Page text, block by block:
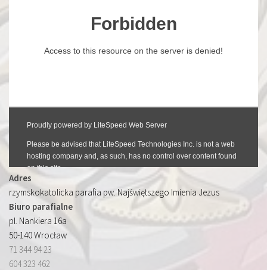
Adres
rzymskokatolicka parafia pw. Najświętszego Imienia Jezus
Biuro parafialne
pl. Nankiera 16a
50-140 Wrocław
71 344 94 23
604 323 462